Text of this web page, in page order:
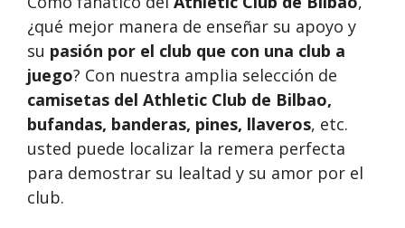
¿qué mejor manera de enseñar su apoyo y
su pasión por el club que con una club a
juego? Con nuestra amplia selección de
camisetas del Athletic Club de Bilbao,
bufandas, banderas, pines, llaveros, etc.
usted puede localizar la remera perfecta
para demostrar su lealtad y su amor por el
club.